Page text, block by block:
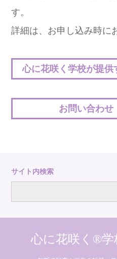
す。
詳細は、お申し込み時に
心に花咲く学校が提供
お問い合わせ
サイト内検索
心に花咲く®学